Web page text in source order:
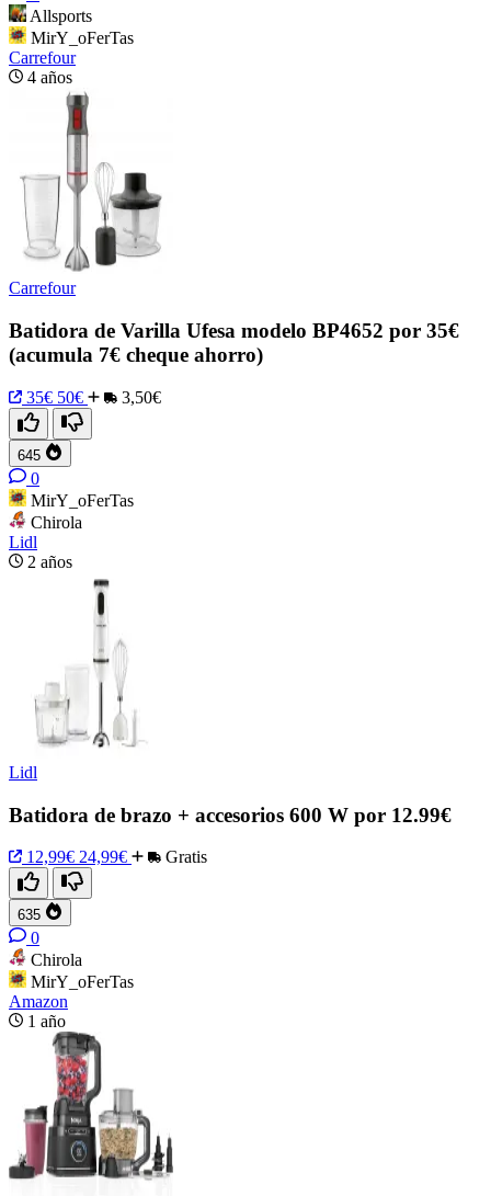
Allsports
MirY_oFerTas
Carrefour
4 años
Carrefour
Batidora de Varilla Ufesa modelo BP4652 por 35€
(acumula 7€ cheque ahorro)
35€ 50€ 3,50€
645
0
MirY_oFerTas
Chirola
Lidl
2 años
Lidl
Batidora de brazo + accesorios 600 W por 12.99€
12,99€ 24,99€ Gratis
635
0
Chirola
MirY_oFerTas
Amazon
1 año